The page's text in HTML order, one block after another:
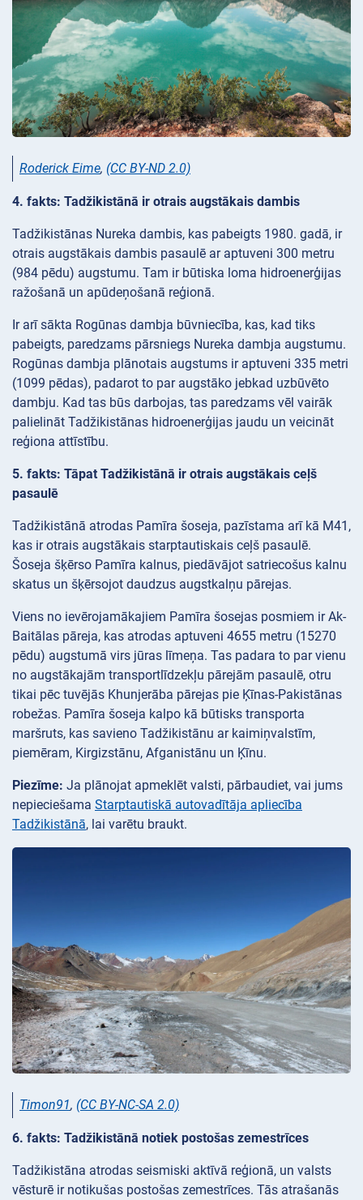
Roderick Eime, (CC BY-ND 2.0)
4. fakts: Tadžikistānā ir otrais augstākais dambis
Tadžikistānas Nureka dambis, kas pabeigts 1980. gadā, ir
otrais augstākais dambis pasaulē ar aptuveni 300 metru
(984 pēdu) augstumu. Tam ir būtiska loma hidroenerģijas
ražošanā un apūdeņošanā reģionā.
Ir arī sākta Rogūnas dambja būvniecība, kas, kad tiks
pabeigts, paredzams pārsniegs Nureka dambja augstumu.
Rogūnas dambja plānotais augstums ir aptuveni 335 metri
(1099 pēdas), padarot to par augstāko jebkad uzbūvēto
dambju. Kad tas būs darbojas, tas paredzams vēl vairāk
palielināt Tadžikistānas hidroenerģijas jaudu un veicināt
reģiona attīstību.
5. fakts: Tāpat Tadžikistānā ir otrais augstākais ceļš
pasaulē
Tadžikistānā atrodas Pamīra šoseja, pazīstama arī kā M41,
kas ir otrais augstākais starptautiskais ceļš pasaulē.
Šoseja šķērso Pamīra kalnus, piedāvājot satriecošus kalnu
skatus un šķērsojot daudzus augstkalņu pārejas.
Viens no ievērojamākajiem Pamīra šosejas posmiem ir Ak-
Baitālas pāreja, kas atrodas aptuveni 4655 metru (15270
pēdu) augstumā virs jūras līmeņa. Tas padara to par vienu
no augstākajām transportlīdzekļu pārejām pasaulē, otru
tikai pēc tuvējās Khunjerāba pārejas pie Ķīnas-Pakistānas
robežas. Pamīra šoseja kalpo kā būtisks transporta
maršruts, kas savieno Tadžikistānu ar kaimiņvalstīm,
piemēram, Kirgizstānu, Afganistānu un Ķīnu.
Piezīme: Ja plānojat apmeklēt valsti, pārbaudiet, vai jums
nepieciešama Starptautiskā autovadītāja apliecība
Tadžikistānā, lai varētu braukt.
Timon91, (CC BY-NC-SA 2.0)
6. fakts: Tadžikistānā notiek postošas zemestrīces
Tadžikistāna atrodas seismiski aktīvā reģionā, un valsts
vēsturē ir notikušas postošas zemestrīces. Tās atrašanās